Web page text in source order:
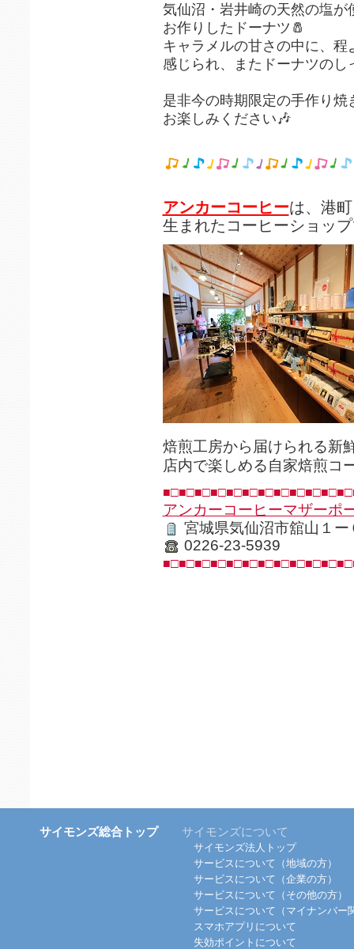
気仙沼・岩井崎の天然の塩が
お作りしたドーナツ🧂
キャラメルの甘さの中に、程
感じられ、またドーナツの
是非今の時期限定の手作り焼
お楽しみください🎶
アンカーコーヒーは、港
生まれたコーヒーショッ
焙煎工房から届けられる新
店内で楽しめる自家焙煎コ
アンカーコーヒーマザーポ
宮城県気仙沼市舘山１ー
0226-23-5939
サイモンズ総合トップ サイモンズについて
サイモンズ法人トップ
サービスについて（地域の方）
サービスについて（企業の方）
サービスについて（その他の方）
サービスについて（マイナンバー
スマホアプリについて
失効ポイントについて